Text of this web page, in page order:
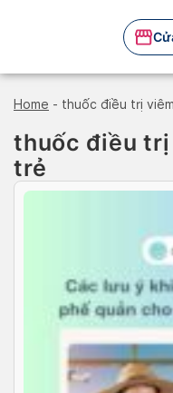
Home - thuốc điều trị
thuốc điều trị
trẻ